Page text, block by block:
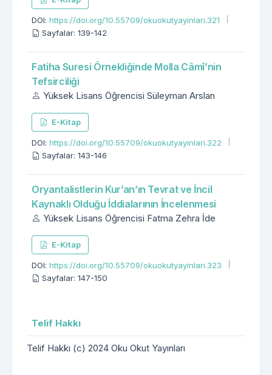
DOI: https://doi.org/10.55709/okuokutyayinlari.321
Sayfalar: 139-142
Fatiha Suresi Örnekliğinde Molla Câmî’nin
Tefsirciliği
Yüksek Lisans Öğrencisi Süleyman Arslan
E-Kitap
DOI: https://doi.org/10.55709/okuokutyayinlari.322
Sayfalar: 143-146
Oryantalistlerin Kur’an’ın Tevrat ve İncil
Kaynaklı Olduğu İddialarının İncelenmesi
Yüksek Lisans Öğrencisi Fatma Zehra İde
E-Kitap
DOI: https://doi.org/10.55709/okuokutyayinlari.323
Sayfalar: 147-150
Telif Hakkı
Telif Hakkı (c) 2024 Oku Okut Yayınları